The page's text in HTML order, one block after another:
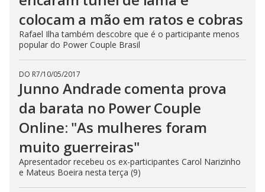
colocam a mão em ratos e cobras
Rafael Ilha também descobre que é o participante menos
popular do Power Couple Brasil
DO R7/10/05/2017
Junno Andrade comenta prova
da barata no Power Couple
Online: "As mulheres foram
muito guerreiras"
Apresentador recebeu os ex-participantes Carol Narizinho
e Mateus Boeira nesta terça (9)